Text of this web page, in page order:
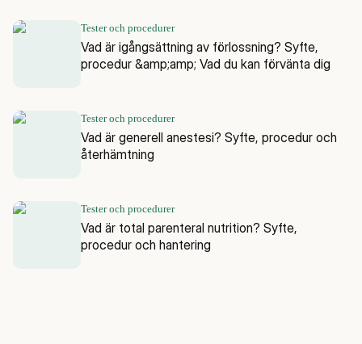
Tester och procedurer
Vad är igångsättning av förlossning? Syfte,
procedur &amp;amp; Vad du kan förvänta dig
Tester och procedurer
Vad är generell anestesi? Syfte, procedur och
återhämtning
Tester och procedurer
Vad är total parenteral nutrition? Syfte,
procedur och hantering